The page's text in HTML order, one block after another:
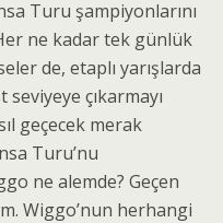
Turu şampiyonlarını
ne kadar tek günlük
de, etaplı yarışlarda
çıkarmayı
geçecek merak
Turu’nu
ne alemde? Geçen
Wiggo’nun herhangi